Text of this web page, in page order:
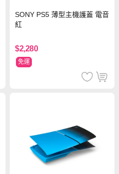
SONY PS5 薄型主機護蓋 電音
紅
$2,280
免運